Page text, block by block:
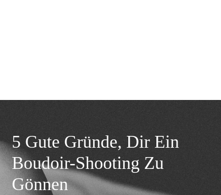
5 Gute Gründe, Dir Ein
Boudoir-Shooting Zu
Gönnen